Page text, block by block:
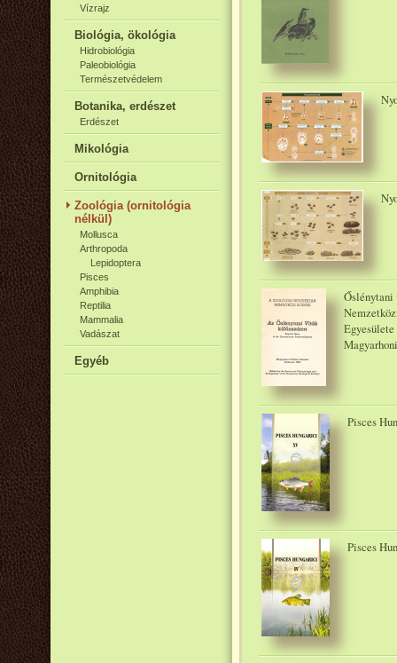
Vízrajz
Biológia, ökológia
Hidrobiológia
Paleobiológia
Természetvédelem
Botanika, erdészet
Erdészet
Mikológia
Ornitológia
Zoológia (ornitológia
nélkül)
Mollusca
Arthropoda
Lepidoptera
Pisces
Amphibia
Reptilia
Mammalia
Vadászat
Egyéb
Őslénytani
Pisces
Pisces